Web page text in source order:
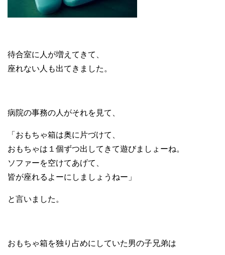
待合室に人が増えてきて、
座れない人も出てきました。
病院の事務の人がそれを見て、
「おもちゃ箱は奥に片づけて、
おもちゃは１個ずつ出してきて遊びましょーね。
ソファーを空けてあげて、
皆が座れるよーにしましょうねー」
と言いました。
おもちゃ箱を独り占めにしていた男の子兄弟は